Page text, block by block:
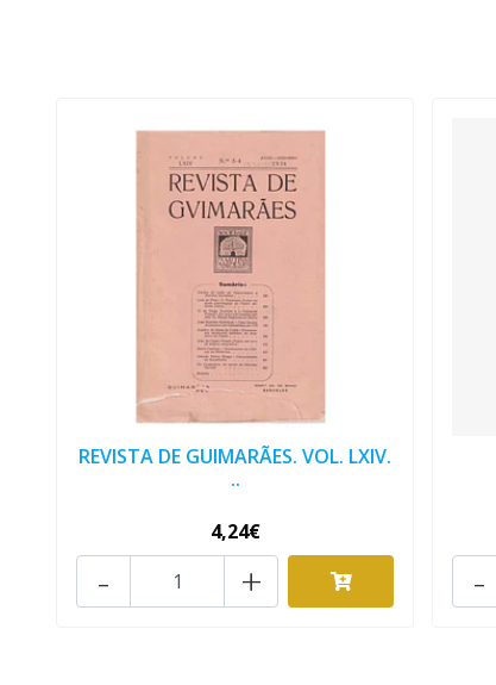
REVISTA DE GUIMARÃES. VOL. LXIV.
..
4,24€
+
- -